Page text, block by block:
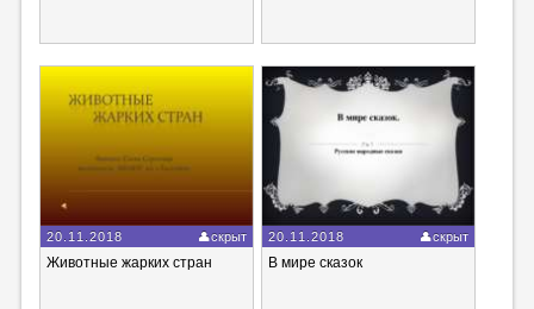
20.11.2018 скрыт
Животные жарких стран
20.11.2018 скрыт
В мире сказок